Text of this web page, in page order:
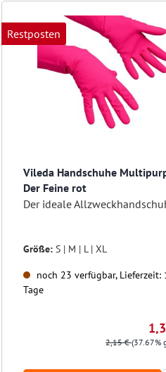
Restposten
Vileda Handschuhe
Der Feine rot
Der ideale
Größe: S | M | L | XL
noch 23 verfügbar, Lieferzeit:
Tage
2,15 €(37.67%